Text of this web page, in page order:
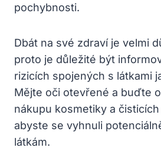
pochybnosti.
Dbát na své zdraví je velmi
proto je důležité být
rizicích spojených s látkami
Mějte oči otevřené a buďte
nákupu kosmetiky a
abyste se vyhnuli
látkám.